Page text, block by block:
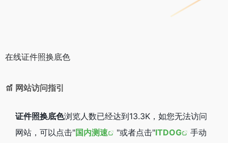
在线证件照换底色
网站访问指引
证件照换底色浏览人数已经达到13.3K，如您无法访问
网站，可以点击"国内测速 "或者点击"ITDOG
手动